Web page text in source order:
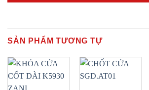
SẢN PHẨM TƯƠNG TỰ